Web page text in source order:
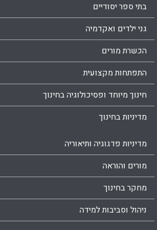
בתי ספר יסודיים
גני ילדים ואקדמיה
הכשרת מורים
התפתחות מקצועית
חינוך מיוחד ופסיכולוגיה בחינוך
מדיניות בחינוך
מדיניות פדגוגיה ותיאוריה
מורים והוראה
מחקר בחינוך
ניהול וסביבות למידה